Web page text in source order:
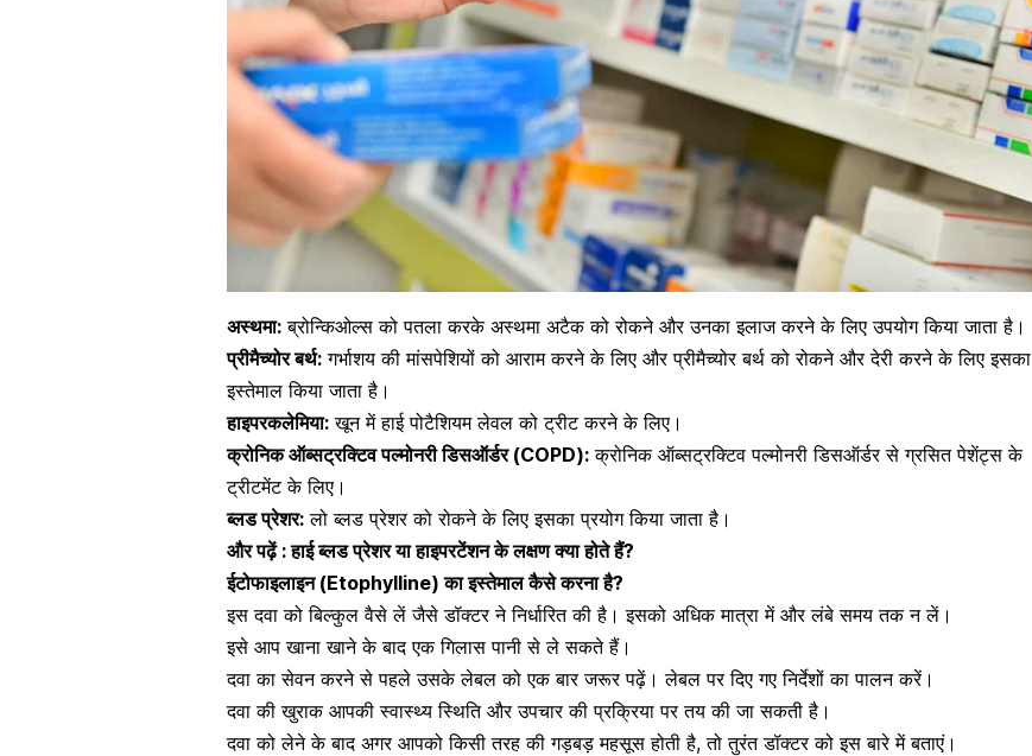
अस्थमा: ब्रोन्किओल्स को पतला करके अस्थमा अटैक को रोकने और उनका इलाज करने के लिए उपयोग किया जाता है।
प्रीमैच्योर बर्थ: गर्भाशय की मांसपेशियों को आराम करने के लिए और प्रीमैच्योर बर्थ को रोकने और देरी करने के लिए इसका
इस्तेमाल किया जाता है।
हाइपरकलेमिया: खून में हाई पोटैशियम लेवल को ट्रीट करने के लिए।
क्रोनिक ऑब्सट्रक्टिव पल्मोनरी डिसऑर्डर (COPD): क्रोनिक ऑब्सट्रक्टिव पल्मोनरी डिसऑर्डर से ग्रसित पेशेंट्स के
ट्रीटमेंट के लिए।
ब्लड प्रेशर: लो ब्लड प्रेशर को रोकने के लिए इसका प्रयोग किया जाता है।
और पढ़ें :हाई ब्लड प्रेशर या हाइपरटेंशन के लक्षण क्या होते हैं?
ईटोफाइलाइन (Etophylline) का इस्तेमाल कैसे करना है?
इस दवा को बिल्कुल वैसे लें जैसे डॉक्टर ने निर्धारित की है। इसको अधिक मात्रा में और लंबे समय तक न लें।
इसे आप खाना खाने के बाद एक गिलास पानी से ले सकते हैं।
दवा का सेवन करने से पहले उसके लेबल को एक बार जरूर पढ़ें। लेबल पर दिए गए निर्देशों का पालन करें।
दवा की खुराक आपकी स्वास्थ्य स्थिति और उपचार की प्रक्रिया पर तय की जा सकती है।
दवा को लेने के बाद अगर आपको किसी तरह की गड़बड़ महसूस होती है, तो तुरंत डॉक्टर को इस बारे में बताएं।